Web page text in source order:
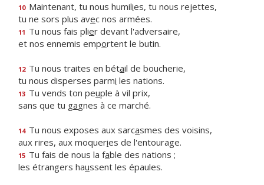
10 Maintenant, tu nous humilies, tu nous rejettes,
tu ne sors plus avec nos armées.
11 Tu nous fais plier devant l'adversaire,
et nos ennemis emportent le butin.
12 Tu nous traites en bétail de boucherie,
tu nous disperses parmi les nations.
13 Tu vends ton peuple à vil prix,
sans que tu gagnes à ce marché.
14 Tu nous exposes aux sarcasmes des voisins,
aux rires, aux moqueries de l'entourage.
15 Tu fais de nous la fable des nations ;
les étrangers haussent les épaules.